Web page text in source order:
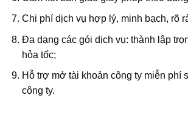
Chi phí dịch vụ hợp lý, minh bạch, rõ
Đa dạng các gói dịch vụ: thành lập
hỏa tốc;
Hỗ trợ mở tài khoản công ty miễn phí
công ty.